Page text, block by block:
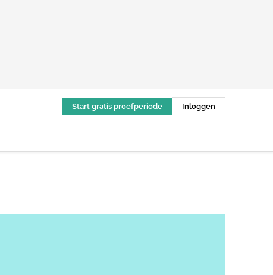
Start gratis proefperiode Inloggen